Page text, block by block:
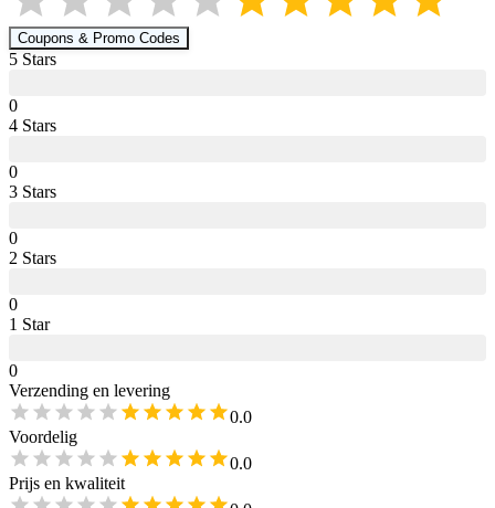
Coupons & Promo Codes
5 Stars
0
4 Stars
0
3 Stars
0
2 Stars
0
1 Star
0
Verzending en levering
0.0
Voordelig
0.0
Prijs en kwaliteit